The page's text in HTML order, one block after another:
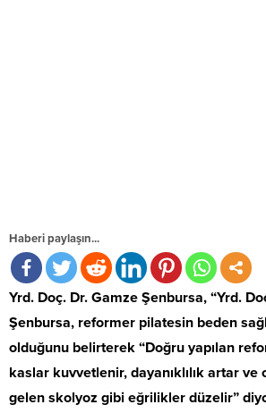
Haberi paylaşın...
Yrd. Doç. Dr. Gamze Şenbursa, “Yrd.
Şenbursa, reformer pilatesin beden
olduğunu belirterek “Doğru yapılan
kaslar kuvvetlenir, dayanıklılık artar
gelen skolyoz gibi eğrilikler düzelir”